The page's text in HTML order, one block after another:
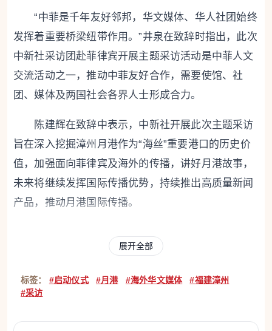
“中菲是千年友好邻邦，华文媒体、华人社团始终
发挥着重要桥梁纽带作用。”井泉在致辞时指出，此次
中新社采访团赴菲律宾开展主题采访活动是中菲人文
交流活动之一，推动中菲友好合作，需要使馆、社
团、媒体及两国社会各界人士形成合力。
陈建辉在致辞中表示，中新社开展此次主题采访
旨在深入挖掘漳州月港作为“海丝”重要港口的历史价
值，加强面向菲律宾及海外的传播，讲好月港故事，
未来将继续发挥国际传播优势，持续推出高质量新闻
产品，推动月港国际传播。
外华文媒体交流活动”启动仪式在菲律宾马尼拉举行。
漳州市人民政府新闻办公室主任张云峰在视频致
辞中表示，此次主题采访活动旨在循着大帆船贸易足
展开全部
标签： #启动仪式 #月港 #海外华文媒体
#福建漳州
#采访